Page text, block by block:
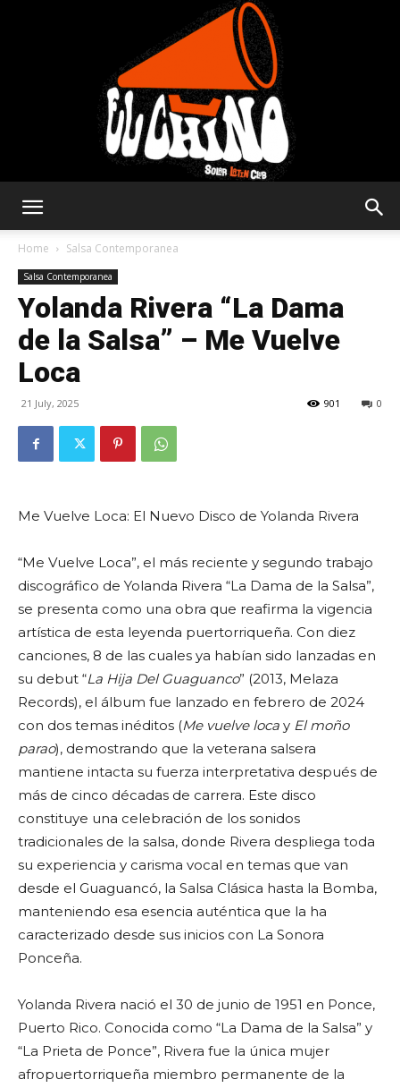
Latin
Home Salsa Contemporanea
Salsa Contemporanea
Yolanda Rivera “La Dama
de la Salsa” – Me Vuelve
Loca
21 July, 2025 0
901
Me Vuelve Loca: El Nuevo Disco de Yolanda Rivera
“Me Vuelve Loca”, el más reciente y segundo trabajo
discográfico de Yolanda Rivera “La Dama de la Salsa”,
se presenta como una obra que reafirma la vigencia
artística de esta leyenda puertorriqueña. Con diez
canciones, 8 de las cuales ya habían sido lanzadas en
su debut “La Hija Del Guaguanco” (2013, Melaza
Records), el álbum fue lanzado en febrero de 2024
con dos temas inéditos (Me vuelve loca y El moño
parao), demostrando que la veterana salsera
mantiene intacta su fuerza interpretativa después de
más de cinco décadas de carrera. Este disco
constituye una celebración de los sonidos
tradicionales de la salsa, donde Rivera despliega toda
su experiencia y carisma vocal en temas que van
desde el Guaguancó, la Salsa Clásica hasta la Bomba,
manteniendo esa esencia auténtica que la ha
caracterizado desde sus inicios con La Sonora
Ponceña.
Yolanda Rivera nació el 30 de junio de 1951 en Ponce,
Puerto Rico. Conocida como “La Dama de la Salsa” y
“La Prieta de Ponce”, Rivera fue la única mujer
afropuertorriqueña miembro permanente de la